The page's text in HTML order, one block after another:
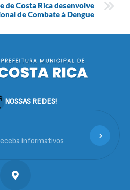
de Costa Rica desenvolve
de Combate à Dengue
NOSSAS REDES!
informativos